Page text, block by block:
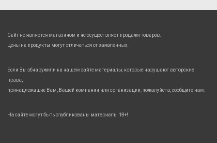
Сайт не является магазином и не осуществляет продажи товаров.
Цены на продукты могут отличаться от заявленных.
Если Вы обнаружили на нашем сайте материалы, которые нарушают авторские
права,
принадлежащие Вам, Вашей компании или организации, пожалуйста, сообщите нам.
На сайте могут быть опубликованы материалы 18+!